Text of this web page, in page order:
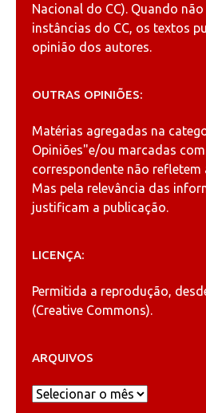
Nacional do CC). Quando
instâncias do CC, os textos
opinião dos autores.
OUTRAS OPINIÕES:
Matérias agregadas na
Opiniões"e/ou marcadas
correspondente não refletem
Mas pela relevância das
justificam a publicação.
LICENÇA:
Permitida a reprodução,
(Creative Commons).
ARQUIVOS
Arquivos